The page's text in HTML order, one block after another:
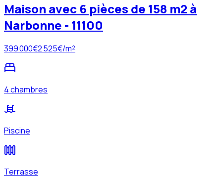
Maison avec 6 pièces de 158 m2 à
Narbonne - 11100
399 000€2 525€/m²
4 chambres
Piscine
Terrasse